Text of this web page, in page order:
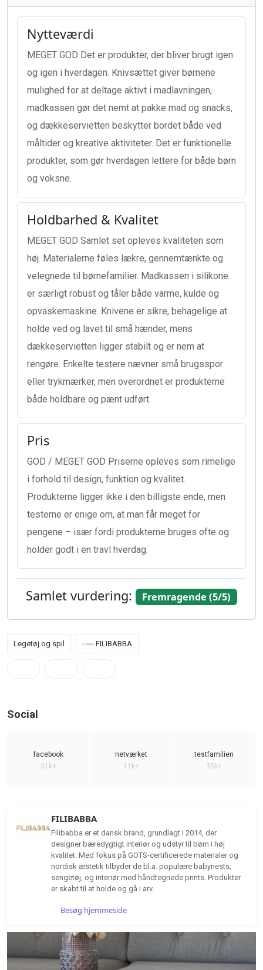
Nytteværdi
MEGET GOD Det er produkter, der bliver brugt igen
og igen i hverdagen. Knivsættet giver børnene
mulighed for at deltage aktivt i madlavningen,
madkassen gør det nemt at pakke mad og snacks,
og dækkeservietten beskytter bordet både ved
måltider og kreative aktiviteter. Det er funktionelle
produkter, som gør hverdagen lettere for både børn
og voksne.
Holdbarhed & Kvalitet
MEGET GOD Samlet set opleves kvaliteten som
høj. Materialerne føles lækre, gennemtænkte og
velegnede til børnefamilier. Madkassen i silikone
er særligt robust og tåler både varme, kulde og
opvaskemaskine. Knivene er sikre, behagelige at
holde ved og lavet til små hænder, mens
dækkeservietten ligger stabilt og er nem at
rengøre. Enkelte testere nævner små brugsspor
eller trykmærker, men overordnet er produkterne
både holdbare og pænt udført.
Pris
GOD / MEGET GOD Priserne opleves som rimelige
i forhold til design, funktion og kvalitet.
Produkterne ligger ikke i den billigste ende, men
testerne er enige om, at man får meget for
pengene – især fordi produkterne bruges ofte og
holder godt i en travl hverdag.
Samlet vurdering: Fremragende (5/5)
Legetøj og spil FILIBABBA
Social
facebook
31k+
netværket
11k+
testfamilien
35k+
FILIBABBA
Filibabba er et dansk brand, grundlagt i 2014, der
designer bæredygtigt interiør og udstyr til børn i høj
kvalitet. Med fokus på GOTS-certificerede materialer og
nordisk æstetik tilbyder de bl.a. populære babynests,
sengetøj, og interiør med håndtegnede prints. Produkter
er skabt til at holde og gå i arv.
Besøg hjemmeside